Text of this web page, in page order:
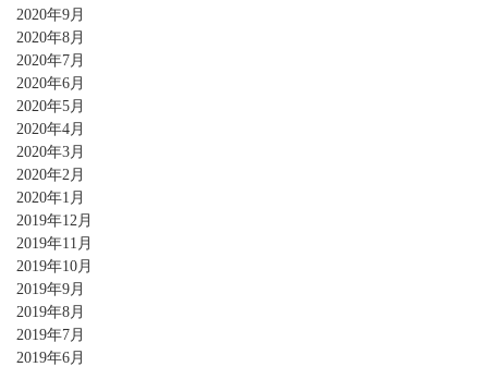
2020年9月
2020年8月
2020年7月
2020年6月
2020年5月
2020年4月
2020年3月
2020年2月
2020年1月
2019年12月
2019年11月
2019年10月
2019年9月
2019年8月
2019年7月
2019年6月